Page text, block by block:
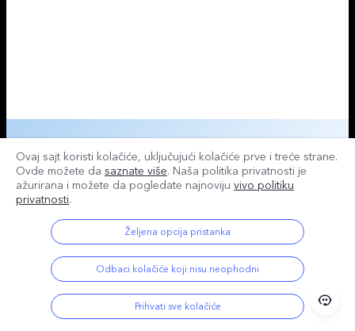
Ovaj sajt koristi kolačiće, uključujući kolačiće prve i treće strane.
Ovde možete da saznate više. Naša politika privatnosti je
ažurirana i možete da pogledate najnoviju vivo politiku
privatnosti.
Željena opcija pristanka
Odbaci kolačiće koji nisu neophodni
Prihvati sve kolačiće